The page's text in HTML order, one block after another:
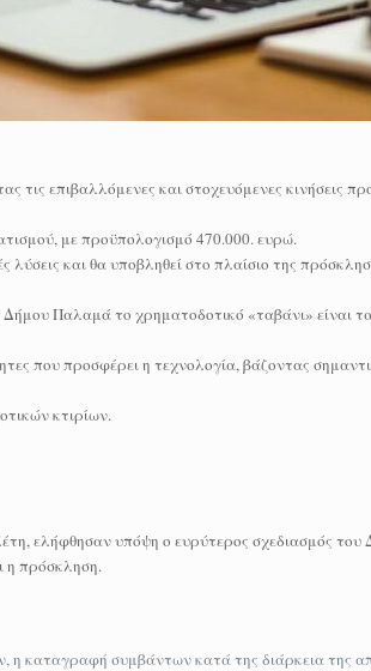
επιβαλλόμενες και στοχευόμενες κινήσεις
με προϋπολογισμό 470.000. ευρώ.
λύσεις και θα υποβληθεί στο πλαίσιο της
Παλαμά το χρηματοδοτικό «ταβάνι» είναι
που προσφέρει η τεχνολογία, βάζοντας
κτιρίων.
ελήφθησαν υπόψη ο ευρύτερος σχεδιασμός του
η πρόσκληση.
η καταγραφή συμβάντων κατά της διάρκεια της